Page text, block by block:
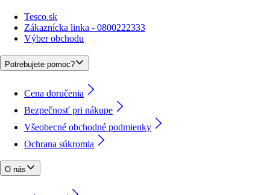
Tesco.sk
Zákaznícka linka - 0800222333
Výber obchodu
Potrebujete pomoc?
Cena doručenia
Bezpečnosť pri nákupe
Všeobecné obchodné podmienky
Ochrana súkromia
O nás